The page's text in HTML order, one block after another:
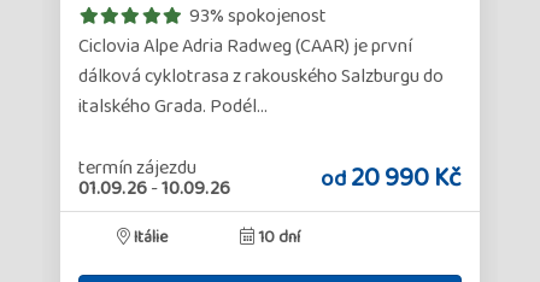
93% spokojenost
Ciclovia Alpe Adria Radweg (CAAR) je první
dálková cyklotrasa z rakouského Salzburgu do
italského Grada. Podél…
termín zájezdu
01.09.26-10.09.26 od20 990 Kč
Itálie 10 dní